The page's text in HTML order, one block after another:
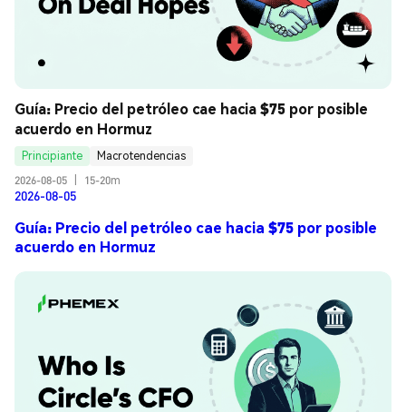
Guía: Precio del petróleo cae hacia $75 por posible
acuerdo en Hormuz
Principiante
Macrotendencias
2026-08-05
15-20m
2026-08-05
Guía: Precio del petróleo cae hacia $75 por posible
acuerdo en Hormuz